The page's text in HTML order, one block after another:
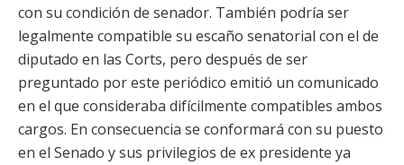
con su condición de senador. También podría ser
legalmente compatible su escaño senatorial con el de
diputado en las Corts, pero después de ser
preguntado por este periódico emitió un comunicado
en el que consideraba difícilmente compatibles ambos
cargos. En consecuencia se conformará con su puesto
en el Senado y sus privilegios de ex presidente ya